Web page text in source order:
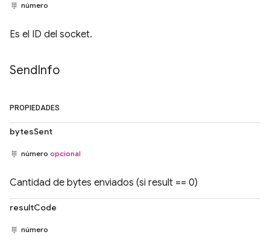
número
Es el ID del socket.
SendInfo
PROPIEDADES
bytesSent
número opcional
Cantidad de bytes enviados (si result == 0)
resultCode
número